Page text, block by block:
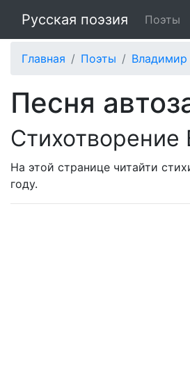
Русская поэзия Поэты
Главная Поэты
Песня
На этой странице читайти
году.